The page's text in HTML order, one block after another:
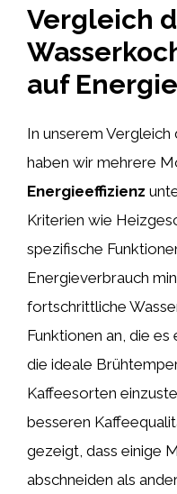
Vergleich
auf
In unserem
haben wir mehrere
Energieeffizienz
Kriterien wie
spezifische
Energieverbrauch
fortschrittliche
Funktionen an, die
die ideale
Kaffeesorten
besseren
gezeigt, dass einige
abschneiden als